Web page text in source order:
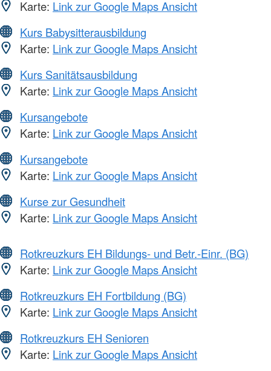
Karte: Link zur Google Maps Ansicht
Kurs Babysitterausbildung
Karte: Link zur Google Maps Ansicht
Kurs Sanitätsausbildung
Karte: Link zur Google Maps Ansicht
Kursangebote
Karte: Link zur Google Maps Ansicht
Kursangebote
Karte: Link zur Google Maps Ansicht
Kurse zur Gesundheit
Karte: Link zur Google Maps Ansicht
Rotkreuzkurs EH Bildungs- und Betr.-Einr. (BG)
Karte: Link zur Google Maps Ansicht
Rotkreuzkurs EH Fortbildung (BG)
Karte: Link zur Google Maps Ansicht
Rotkreuzkurs EH Senioren
Karte: Link zur Google Maps Ansicht